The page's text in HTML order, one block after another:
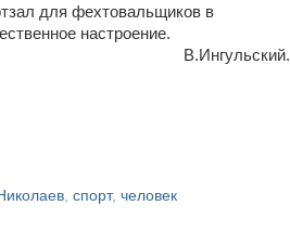
для фехтовальщиков в
настроение.
В.Ингульский.
спорт, человек